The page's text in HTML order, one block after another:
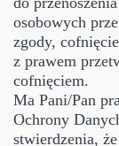
osobowych
zgody,
z prawem
cofnięciem.
Ma Pani/Pan
Ochrony
stwierdzenia,